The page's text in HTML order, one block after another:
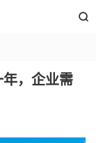

，企业需